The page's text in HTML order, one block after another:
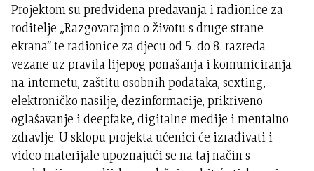
Projektom su predviđena predavanja i radionice za
roditelje „Razgovarajmo o životu s druge strane
ekrana“ te radionice za djecu od 5. do 8. razreda
vezane uz pravila lijepog ponašanja i komuniciranja
na internetu, zaštitu osobnih podataka, sexting,
elektroničko nasilje, dezinformacije, prikriveno
oglašavanje i deepfake, digitalne medije i mentalno
zdravlje. U sklopu projekta učenici će izrađivati i
video materijale upoznajući se na taj način s